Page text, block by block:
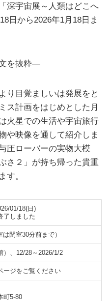
深宇宙展～人類はどこへ
日から2026年1月18日ま
を抜粋—
り目覚ましいは発展をと
ス計画をはじめとした月
火星での生活や宇宙旅行
や映像を通して紹介しま
圧ローバーの実物大模
さ２」が持ち帰った貴重
す。
01/18(日)
了しました
閉室30分前まで）
）、12/28～2026/1/2
ージをご覧ください
町5-80